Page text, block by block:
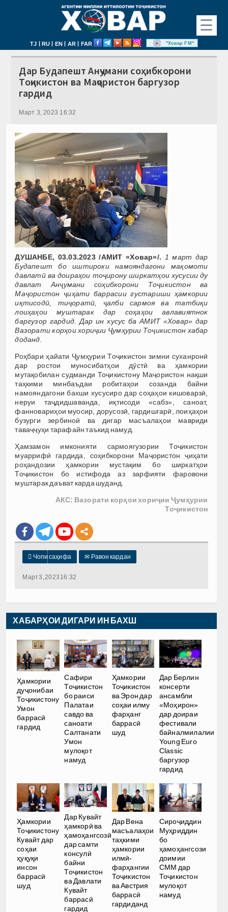
☰
TJ | RU | EN | AR | FAR "Ховар FM"
Дар Будапешт Анҷумани соҳибкорони
Тоҷикистон ва Маҷористон баргузор
гардид
Март 3, 2023 16:32
ДУШАНБЕ, 03.03.2023 /АМИТ «Ховар»/.
1 март дар
Будапешт бо иштироки намояндагони мақомоти
давлатӣ ва доираҳои тоҷирону ширкатҳои хусусии ду
давлат Анҷумани соҳибкорони Тоҷикистон ва
Маҷористон ҷиҳати баррасии густариши ҳамкории
иқтисодӣ, тиҷоратӣ, ҷалби сармоя ва татбиқи
лоиҳаҳои муштарак дар соҳаҳои авлавиятнок
баргузор гардид. Дар ин хусус ба АМИТ «Ховар» дар
Вазорати корҳои хориҷии Ҷумҳурии Тоҷикистон хабар
доданд.
Роҳбари ҳайати Ҷумҳурии Тоҷикистон зимни суханронӣ
дар ростои муносибатҳои дӯстӣ ва ҳамкории
мутақобилан судманди Тоҷикистону Маҷористон нақши
таҳкими минбаъдаи робитаҳои созанда байни
намояндагони бахши хусусиро дар соҳаҳои кишоварзӣ,
неруи таҷдидшаванда, иқтисоди «сабз», саноат,
фанновариҳои муосир, дорусозӣ, гардишгарӣ, лоиҳаҳои
бузурги зербиноӣ ва дигар масъалаҳои мавриди
таваҷҷуҳи тарафайн таъкид намуд.
Ҳамзамон имконияти сармоягузории Тоҷикистон
муаррифӣ гардида, соҳибкорони Маҷористон ҷиҳати
роҳандозии ҳамкории мустақим бо ширкатҳои
Тоҷикистон бо истифода аз зарфияти фаровони
муштарак даъват карда шуданд.
АКС: Вазорати корҳои хориҷии Ҷумҳурии
Тоҷикистон
 Чопи саҳифа ✉ Равон кардан
Март 3, 2023 16:32
ХАБАРҲОИ ДИГАРИ ИН БАХШ
Ҳамкории
дуҷонибаи
Тоҷикистону
Умон
баррасӣ
гардид
Сафири
Тоҷикистон
бо раиси
Палатаи
савдо ва
саноати
Салтанати
Умон
мулоқот
намуд
Ҳамкории
Тоҷикистон
ва Эрон дар
соҳаи илму
фарҳанг
баррасӣ
шуд
Дар Берлин
консерти
ансамбли
«Моҳирон»
дар доираи
фестивали
байналмилалии
Young Euro
Classic
баргузор
гардид
Ҳамкории
Тоҷикистону
Кувайт дар
соҳаи
ҳуқуқи
инсон
баррасӣ
шуд
Дар Кувайт
ҳамкорӣ ва
ҳамоҳангсозӣ
дар самти
консулӣ
байни
Тоҷикистон
ва Давлати
Кувайт
баррасӣ
гардид
Дар Вена
масъалаҳои
таҳкими
ҳамкории
илмӣ-
фарҳангии
Тоҷикистон
ва Австрия
баррасӣ
гардиданд
Сироҷиддин
Муҳриддин
бо
ҳамоҳангсози
доимии
СММ дар
Тоҷикистон
мулоқот
намуд